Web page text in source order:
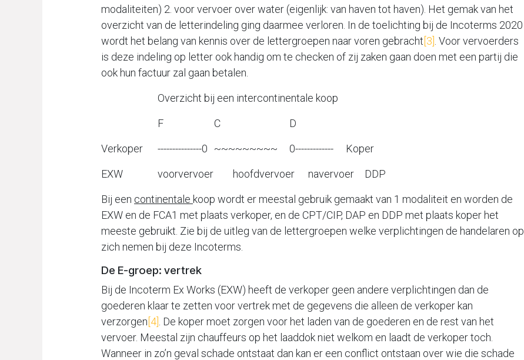
modaliteiten) 2. voor vervoer over water (eigenlijk: van haven tot haven). Het gemak van het
overzicht van de letterindeling ging daarmee verloren. In de toelichting bij de Incoterms 2020
wordt het belang van kennis over de lettergroepen naar voren gebracht [3] . Voor vervoerders
is deze indeling op letter ook handig om te checken of zij zaken gaan doen met een partij die
ook hun factuur zal gaan betalen.
Overzicht bij een intercontinentale koop
F C D
Verkoper ---------------0 ~~~~~~~~~ 0------------- Koper
EXW voorvervoer hoofdvervoer navervoer DDP
Bij een continentale koop wordt er meestal gebruik gemaakt van 1 modaliteit en worden de
EXW en de FCA1 met plaats verkoper, en de CPT/CIP, DAP en DDP met plaats koper het
meeste gebruikt. Zie bij de uitleg van de lettergroepen welke verplichtingen de handelaren op
zich nemen bij deze Incoterms.
De E-groep: vertrek
Bij de Incoterm Ex Works (EXW) heeft de verkoper geen andere verplichtingen dan de
goederen klaar te zetten voor vertrek met de gegevens die alleen de verkoper kan
verzorgen [4] . De koper moet zorgen voor het laden van de goederen en de rest van het
vervoer. Meestal zijn chauffeurs op het laaddok niet welkom en laadt de verkoper toch.
Wanneer in zo’n geval schade ontstaat dan kan er een conflict ontstaan over wie die schade